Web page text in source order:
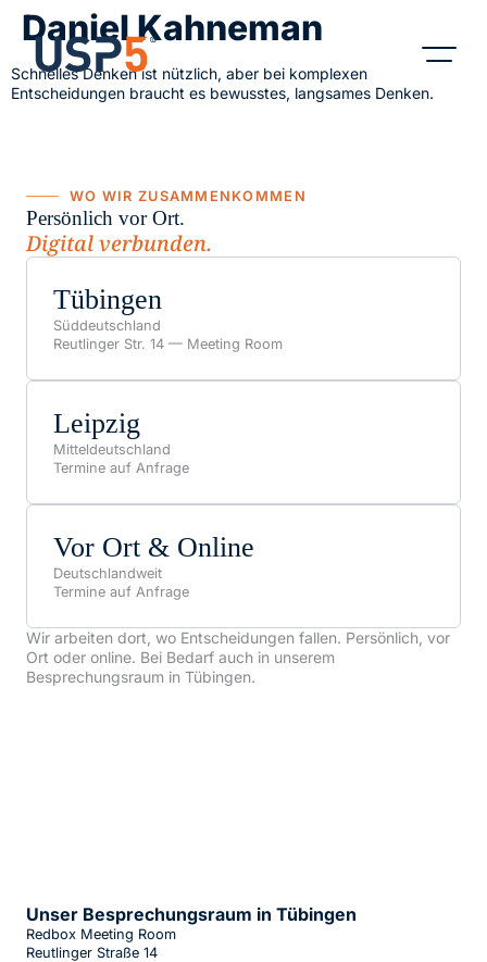
Daniel Kahneman
Schnelles Denken ist nützlich, aber bei komplexen
Entscheidungen braucht es bewusstes, langsames Denken.
WO WIR ZUSAMMENKOMMEN
Persönlich vor Ort.
Digital verbunden.
Tübingen
Süddeutschland
Reutlinger Str. 14 — Meeting Room
Leipzig
Mitteldeutschland
Termine auf Anfrage
Vor Ort & Online
Deutschlandweit
Termine auf Anfrage
Wir arbeiten dort, wo Entscheidungen fallen. Persönlich, vor
Ort oder online. Bei Bedarf auch in unserem
Besprechungsraum in Tübingen.
Unser Besprechungsraum in Tübingen
Redbox Meeting Room
Reutlinger Straße 14